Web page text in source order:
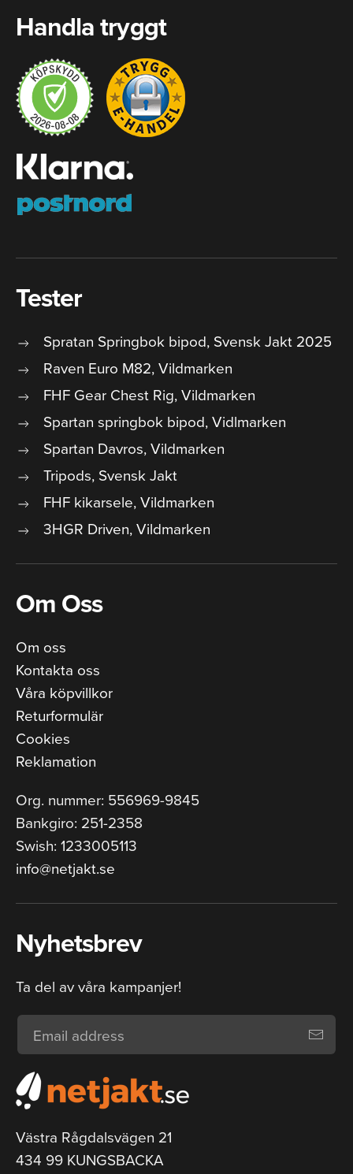
Handla tryggt
Tester
Spratan Springbok bipod, Svensk Jakt 2025
Raven Euro M82, Vildmarken
FHF Gear Chest Rig, Vildmarken
Spartan springbok bipod, Vidlmarken
Spartan Davros, Vildmarken
Tripods, Svensk Jakt
FHF kikarsele, Vildmarken
3HGR Driven, Vildmarken
Om Oss
Om oss
Kontakta oss
Våra köpvillkor
Returformulär
Cookies
Reklamation
Org. nummer: 556969-9845
Bankgiro: 251-2358
Swish: 1233005113
info@netjakt.se
Nyhetsbrev
Ta del av våra kampanjer!
Västra Rågdalsvägen 21
434 99 KUNGSBACKA